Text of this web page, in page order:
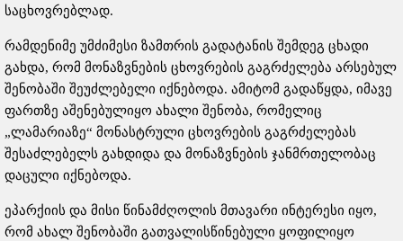
საცხოვრებლად.
რამდენიმე უმძიმესი ზამთრის გადატანის შემდეგ ცხადი
გახდა, რომ მონაზვნების ცხოვრების გაგრძელება არსებულ
შენობაში შეუძლებელი იქნებოდა. ამიტომ გადაწყდა, იმავე
ფართზე აშენებულიყო ახალი შენობა, რომელიც
„ლამარიაზე“ მონასტრული ცხოვრების გაგრძელებას
შესაძლებელს გახდიდა და მონაზვნების ჯანმრთელობაც
დაცული იქნებოდა.
ეპარქიის და მისი წინამძღოლის მთავარი ინტერესი იყო,
რომ ახალ შენობაში გათვალისწინებული ყოფილიყო